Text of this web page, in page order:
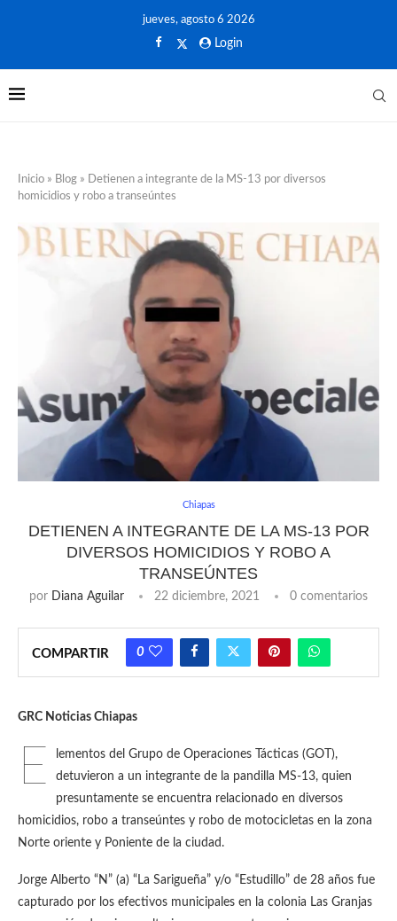
jueves, agosto 6 2026
Login
Inicio » Blog » Detienen a integrante de la MS-13 por diversos
homicidios y robo a transeúntes
Chiapas
DETIENEN A INTEGRANTE DE LA MS-13 POR
DIVERSOS HOMICIDIOS Y ROBO A
TRANSEÚNTES
por Diana Aguilar 22 diciembre, 2021 0 comentarios
COMPARTIR 0
GRC Noticias Chiapas
E
lementos del Grupo de Operaciones Tácticas (GOT),
detuvieron a un integrante de la pandilla MS-13, quien
presuntamente se encuentra relacionado en diversos
homicidios, robo a transeúntes y robo de motocicletas en la zona
Norte oriente y Poniente de la ciudad.
Jorge Alberto “N” (a) “La Sarigueña” y/o “Estudillo” de 28 años fue
capturado por los efectivos municipales en la colonia Las Granjas